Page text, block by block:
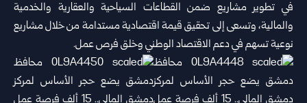
في تطوير مشاريع ضمن القطاعات السياحية والعقارية والخدمية
والمالية، وتسعى إلى تحقيق قيمة اقتصادية مستدامة من خلال مشاريع
نوعية تسهم في دعم الاقتصاد الوطني وخلق فرص عمل.